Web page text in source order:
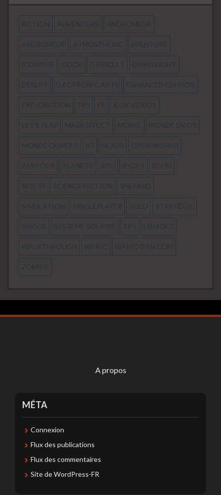
ACTION ADVENTURE ANDROMEDA
ANDROMEDE ATMOSPHERIC AVENTURE
BIOWARE COOP DIFFICULT DYING LIGHT
DÉSERT ELECTRONIC ARTS ENHANCED EDITION
EXPLORATION FPS FR JEUX VIDEOS
LET'S PLAY MASS EFFECT MOMIE MONDE EN OR
MONDE OUVERT N7 NEXUS OPEN-WORLD
PARKOUR PLANÈTE RPG RYDER SCI-FI
SCIE-FI SCIENCE FICTION SHEPARD
SIMULATION SINGLEPLAYER SOLO STRATÉGIE
SURVIE SYSTÈME SOLAIRE TPS UBISOFT
WALKTHROUGH WARIC WARIC-DAN.COM
ZOMBIE
A propos
MÉTA
Connexion
Flux des publications
Flux des commentaires
Site de WordPress-FR